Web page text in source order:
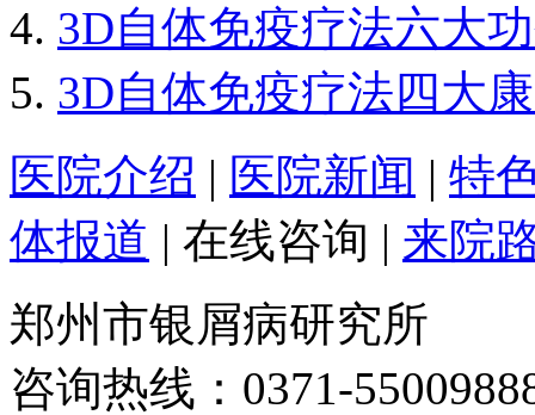
3D自体免疫疗法六大
3D自体免疫疗法四大
医院介绍 | 医院新闻 | 特
体报道 | 在线咨询 | 来院
郑州市银屑病研究所
咨询热线：0371-